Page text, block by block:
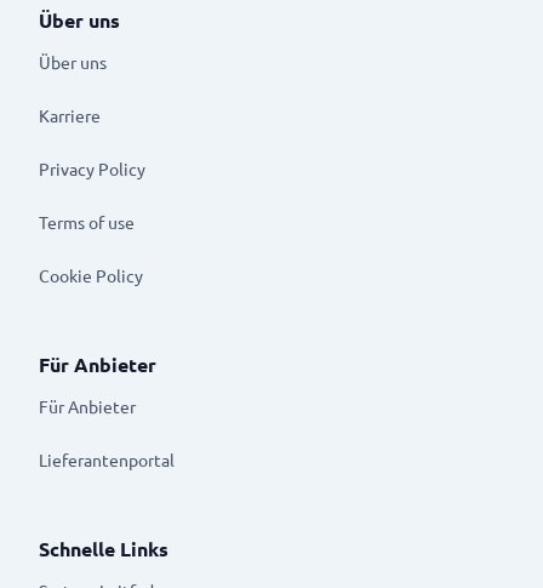
Über uns
Über uns
Karriere
Privacy Policy
Terms of use
Cookie Policy
Für Anbieter
Für Anbieter
Lieferantenportal
Schnelle Links